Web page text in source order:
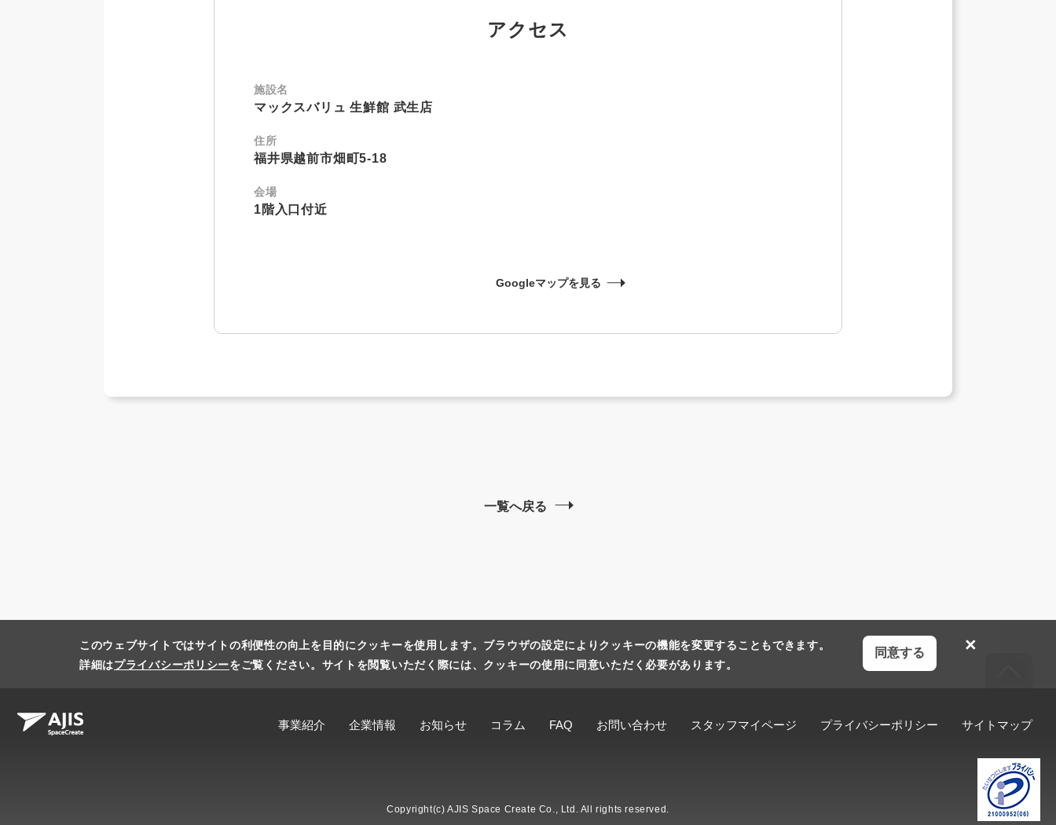
アクセス
施設名
マックスバリュ 生鮮館 武生店
住所
福井県越前市畑町5-18
会場
1階入口付近
Googleマップを見る
一覧へ戻る
事業紹介 企業情報 お知らせ コラム FAQ お問い合わせ スタッフマイページ プライバシーポリシー サイトマップ
Copyright(c) AJIS Space Create Co., Ltd. All rights reserved.
このウェブサイトではサイトの利便性の向上を目的にクッキーを使用します。ブラウザの設定によりクッキーの機能を変更することもできます。
詳細はプライバシーポリシーをご覧ください。サイトを閲覧いただく際には、クッキーの使用に同意いただく必要があります。
同意する ×